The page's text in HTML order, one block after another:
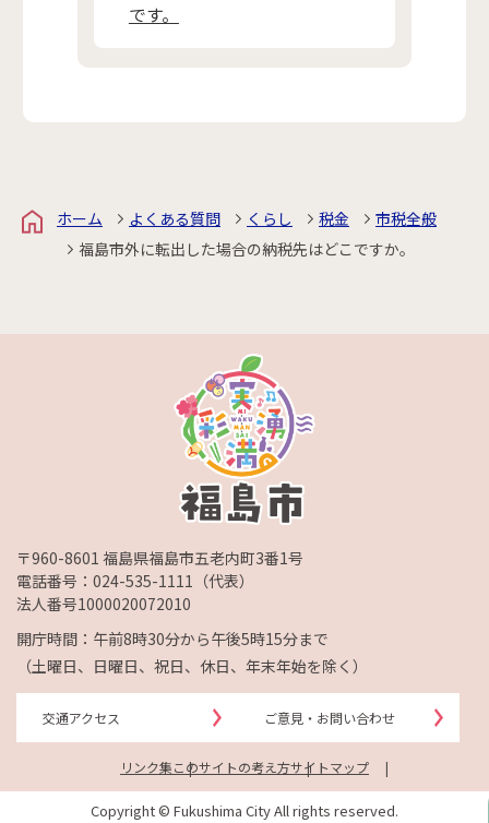
です。
ホーム よくある質問 くらし 税金
市税全般
福島市外に転出した場合の納税先はどこですか。
〒960-8601 福島県福島市五老内町3番1号
電話番号： 024-535-1111 （代表）
法人番号1000020072010
開庁時間：午前8時30分から午後5時15分まで
（土曜日、日曜日、祝日、休日、年末年始を除く）
交通アクセス ご意見・お問い合わせ
リンク集このサイトの考え方サイトマップ
Copyright © Fukushima City All rights reserved.